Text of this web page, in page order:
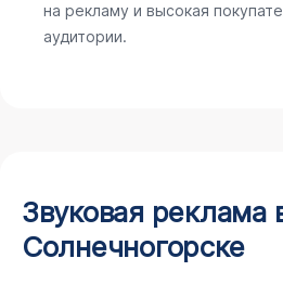
на рекламу и высокая
аудитории.
Звуковая реклама
Солнечногорске